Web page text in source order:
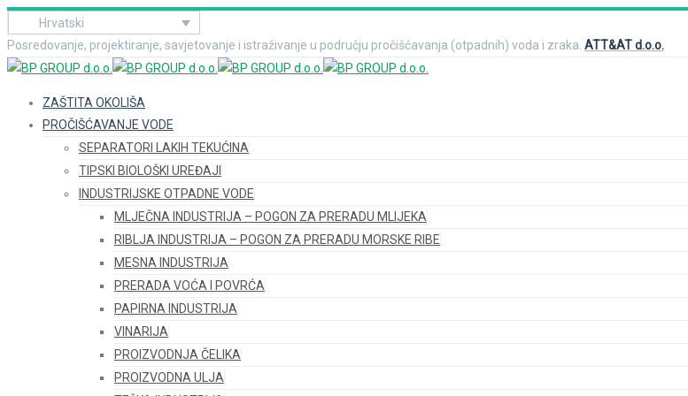
Hrvatski
Posredovanje, projektiranje, savjetovanje i istraživanje u području pročišćavanja (otpadnih) voda i zraka. ATT&AT d.o.o.
ZAŠTITA OKOLIŠA
PROČIŠĆAVANJE VODE
SEPARATORI LAKIH TEKUĆINA
TIPSKI BIOLOŠKI UREĐAJI
INDUSTRIJSKE OTPADNE VODE
MLJEČNA INDUSTRIJA – POGON ZA PRERADU MLIJEKA
RIBLJA INDUSTRIJA – POGON ZA PRERADU MORSKE RIBE
MESNA INDUSTRIJA
PRERADA VOĆA I POVRĆA
PAPIRNA INDUSTRIJA
VINARIJA
PROIZVODNJA ČELIKA
PROIZVODNA ULJA